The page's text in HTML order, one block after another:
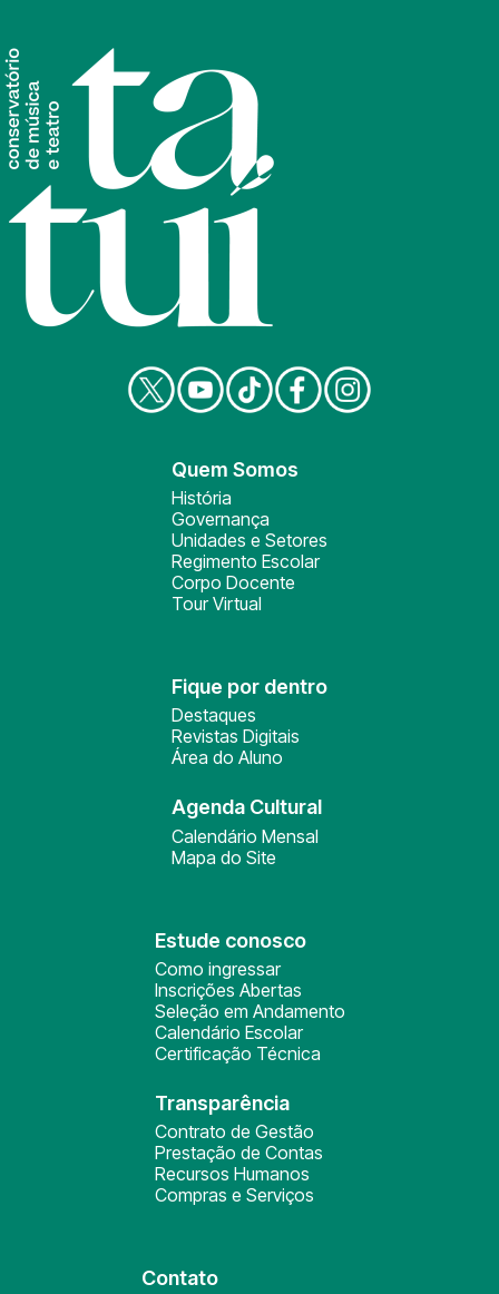
Quem Somos
História
Governança
Unidades e Setores
Regimento Escolar
Corpo Docente
Tour Virtual
Fique por dentro
Destaques
Revistas Digitais
Área do Aluno
Agenda Cultural
Calendário Mensal
Mapa do Site
Estude conosco
Como ingressar
Inscrições Abertas
Seleção em Andamento
Calendário Escolar
Certificação Técnica
Transparência
Contrato de Gestão
Prestação de Contas
Recursos Humanos
Compras e Serviços
Contato